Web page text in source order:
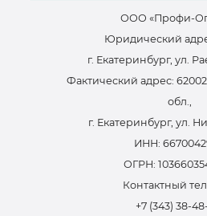
ООО «Профи-
Юридический
г. Екатеринбург, ул.
Фактический адрес:
обл.,
г. Екатеринбург, ул.
ИНН:
ОГРН:
Контактный
+7 (343) 38-